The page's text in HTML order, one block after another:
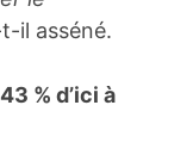
il asséné.
% d’ici à